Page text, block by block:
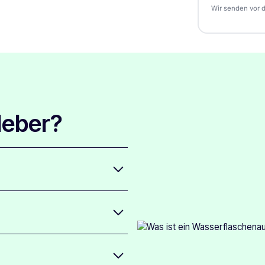
10,000
Wir senden vor
geeignet und